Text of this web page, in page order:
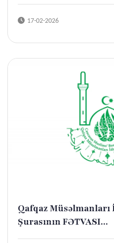
17-02-2026
Qafqaz Müsəlmanları
Şurasının FƏTVASI...